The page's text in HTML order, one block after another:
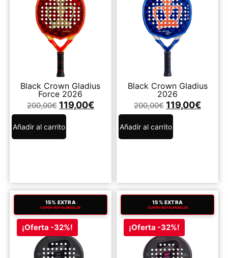
Black Crown Gladius
Force 2026
200,00€ 119,00€
Añadir al carrito
Black Crown Gladius
2026
200,00€ 119,00€
Añadir al carrito
15% EXTRA
CUPÓN: ROYALPADEL26
¡Oferta -32%!
15% EXTRA
CUPÓN: ROYALPADEL26
¡Oferta -32%!